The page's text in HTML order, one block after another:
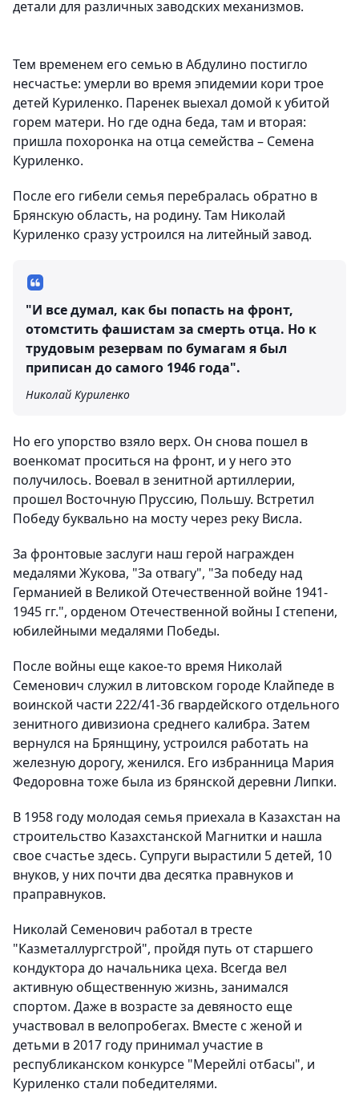
детали для различных заводских механизмов.
Тем временем его семью в Абдулино постигло
несчастье: умерли во время эпидемии кори трое
детей Куриленко. Паренек выехал домой к убитой
горем матери. Но где одна беда, там и вторая:
пришла похоронка на отца семейства – Семена
Куриленко.
После его гибели семья перебралась обратно в
Брянскую область, на родину. Там Николай
Куриленко сразу устроился на литейный завод.
"И все думал, как бы попасть на фронт,
отомстить фашистам за смерть отца. Но к
трудовым резервам по бумагам я был
приписан до самого 1946 года".
Николай Куриленко
Но его упорство взяло верх. Он снова пошел в
военкомат проситься на фронт, и у него это
получилось. Воевал в зенитной артиллерии,
прошел Восточную Пруссию, Польшу. Встретил
Победу буквально на мосту через реку Висла.
За фронтовые заслуги наш герой награжден
медалями Жукова, "За отвагу", "За победу над
Германией в Великой Отечественной войне 1941-
1945 гг.", орденом Отечественной войны I степени,
юбилейными медалями Победы.
После войны еще какое-то время Николай
Семенович служил в литовском городе Клайпеде в
воинской части 222/41-36 гвардейского отдельного
зенитного дивизиона среднего калибра. Затем
вернулся на Брянщину, устроился работать на
железную дорогу, женился. Его избранница Мария
Федоровна тоже была из брянской деревни Липки.
В 1958 году молодая семья приехала в Казахстан на
строительство Казахстанской Магнитки и нашла
свое счастье здесь. Супруги вырастили 5 детей, 10
внуков, у них почти два десятка правнуков и
праправнуков.
Николай Семенович работал в тресте
"Казметаллургстрой", пройдя путь от старшего
кондуктора до начальника цеха. Всегда вел
активную общественную жизнь, занимался
спортом. Даже в возрасте за девяносто еще
участвовал в велопробегах. Вместе с женой и
детьми в 2017 году принимал участие в
республиканском конкурсе "Мерейлі отбасы", и
Куриленко стали победителями.